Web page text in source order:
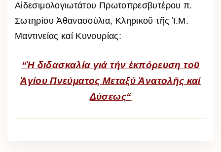
Αἰδεσιμολογιωτάτου Πρωτοπρεσβυτέρου π.
Σωτηρίου Ἀθανασούλια, Κληρικοῦ τῆς Ἱ.Μ.
Μαντινείας καί Κυνουρίας:
“Ἡ διδασκαλία γιά τήν ἐκπόρευση τοῦ
Ἁγίου Πνεύματος Μεταξύ Ἀνατολῆς καί
Δύσεως“